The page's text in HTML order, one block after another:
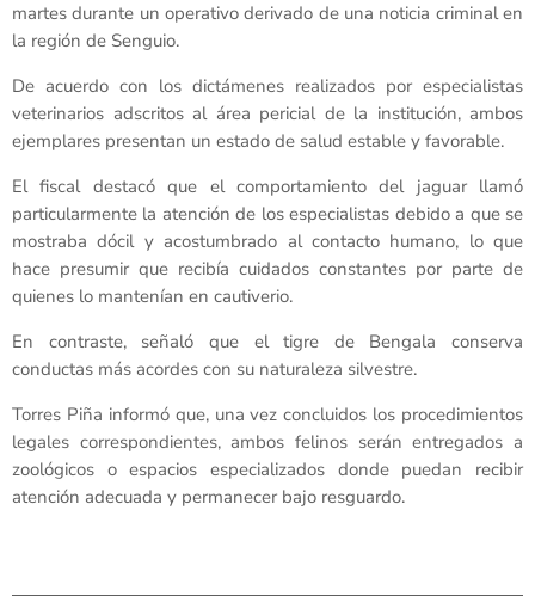
martes durante un operativo derivado de una noticia criminal en
la región de Senguio.
De acuerdo con los dictámenes realizados por especialistas
veterinarios adscritos al área pericial de la institución, ambos
ejemplares presentan un estado de salud estable y favorable.
El fiscal destacó que el comportamiento del jaguar llamó
particularmente la atención de los especialistas debido a que se
mostraba dócil y acostumbrado al contacto humano, lo que
hace presumir que recibía cuidados constantes por parte de
quienes lo mantenían en cautiverio.
En contraste, señaló que el tigre de Bengala conserva
conductas más acordes con su naturaleza silvestre.
Torres Piña informó que, una vez concluidos los procedimientos
legales correspondientes, ambos felinos serán entregados a
zoológicos o espacios especializados donde puedan recibir
atención adecuada y permanecer bajo resguardo.